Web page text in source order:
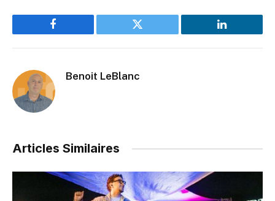
Facebook Twitter LinkedIn
Benoit LeBlanc
Articles Similaires